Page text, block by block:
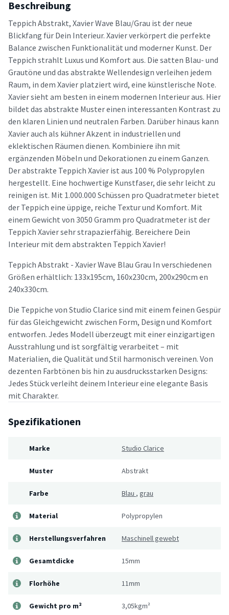
Beschreibung
Teppich Abstrakt, Xavier Wave Blau/Grau ist der neue
Blickfang für Dein Interieur. Xavier verkörpert die perfekte
Balance zwischen Funktionalität und moderner Kunst. Der
Teppich strahlt Luxus und Komfort aus. Die satten Blau- und
Grautöne und das abstrakte Wellendesign verleihen jedem
Raum, in dem Xavier platziert wird, eine künstlerische Note.
Xavier sieht am besten in einem modernen Interieur aus. Hier
bildet das abstrakte Muster einen interessanten Kontrast zu
den klaren Linien und neutralen Farben. Darüber hinaus kann
Xavier auch als kühner Akzent in industriellen und
eklektischen Räumen dienen. Kombiniere ihn mit
ergänzenden Möbeln und Dekorationen zu einem Ganzen.
Der abstrakte Teppich Xavier ist aus 100 % Polypropylen
hergestellt. Eine hochwertige Kunstfaser, die sehr leicht zu
reinigen ist. Mit 1.000.000 Schüssen pro Quadratmeter bietet
der Teppich eine üppige, reiche Textur und Komfort. Mit
einem Gewicht von 3050 Gramm pro Quadratmeter ist der
Teppich Xavier sehr strapazierfähig. Bereichere Dein
Interieur mit dem abstrakten Teppich Xavier!
Teppich Abstrakt - Xavier Wave Blau Grau In verschiedenen
Größen erhältlich: 133x195cm, 160x230cm, 200x290cm en
240x330cm.
Die Teppiche von Studio Clarice sind mit einem feinen Gespür
für das Gleichgewicht zwischen Form, Design und Komfort
entworfen. Jedes Modell überzeugt mit einer einzigartigen
Ausstrahlung und ist sorgfältig verarbeitet – mit
Materialien, die Qualität und Stil harmonisch vereinen. Von
dezenten Farbtönen bis hin zu ausdrucksstarken Designs:
Jedes Stück verleiht deinem Interieur eine elegante Basis
mit Charakter.
Spezifikationen
Marke Studio Clarice
Muster Abstrakt
Farbe Blau , grau
Material Polypropylen
Herstellungsverfahren Maschinell gewebt
Gesamtdicke 15mm
Florhöhe 11mm
Gewicht pro m² 3,05kgm²